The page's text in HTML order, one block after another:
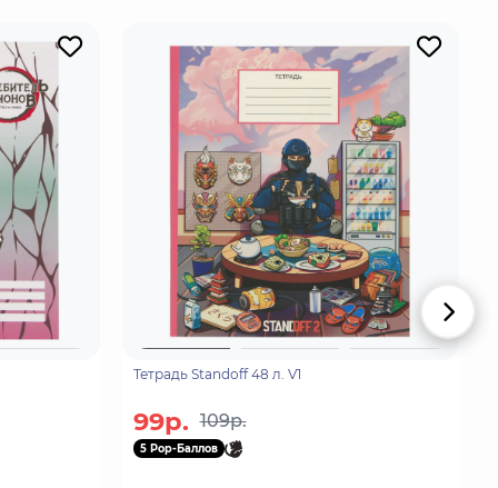
Тетрадь Standoff 48 л. V1
99р. 109р.
5 Pop-Баллов